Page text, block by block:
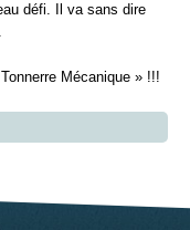
défi. Il va sans dire
Mécanique » !!!